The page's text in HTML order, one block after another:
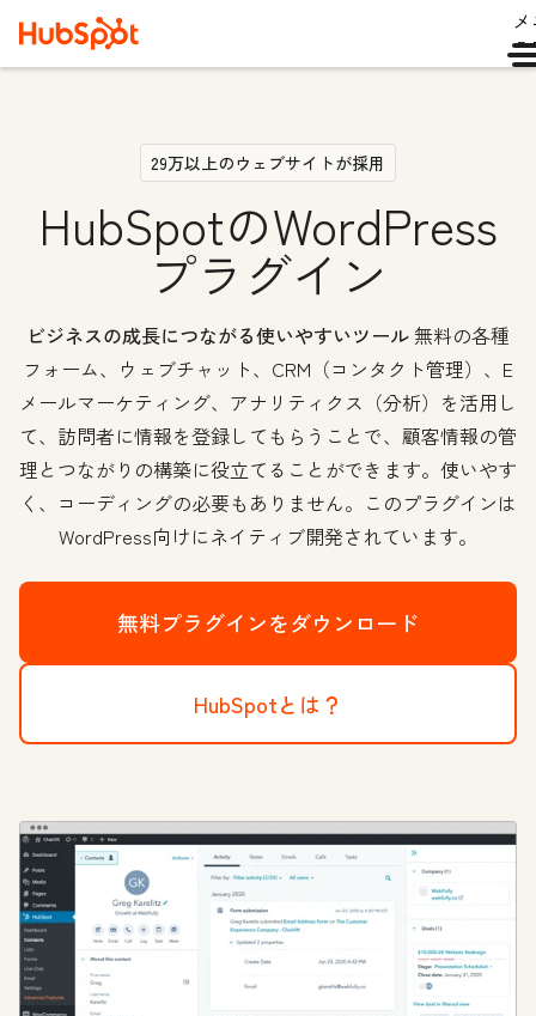
29万以上のウェブサイトが採用
HubSpotのWordPress
プラグイン
ビジネスの成長につながる使いやすいツール無料の各種
フォーム、ウェブチャット、CRM（コンタクト管理）、E
メールマーケティング、アナリティクス（分析）を活用し
て、訪問者に情報を登録してもらうことで、顧客情報の管
理とつながりの構築に役立てることができます。使いやす
く、コーディングの必要もありません。このプラグインは
WordPress向けにネイティブ開発されています。
無料プラグインをダウンロード
HubSpotとは？